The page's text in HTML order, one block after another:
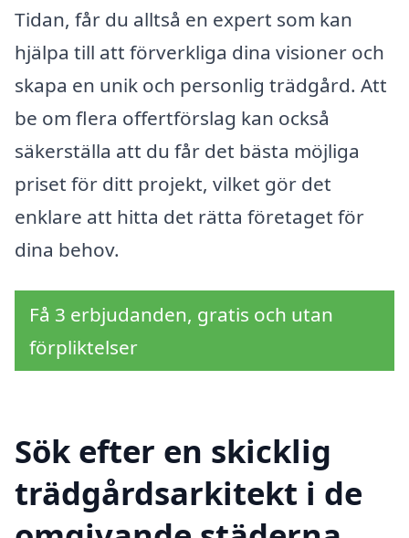
Tidan, får du alltså en expert som kan
hjälpa till att förverkliga dina visioner och
skapa en unik och personlig trädgård. Att
be om flera offertförslag kan också
säkerställa att du får det bästa möjliga
priset för ditt projekt, vilket gör det
enklare att hitta det rätta företaget för
dina behov.
Få 3 erbjudanden, gratis och utan
förpliktelser
Sök efter en skicklig
trädgårdsarkitekt i de